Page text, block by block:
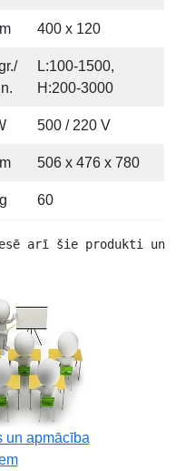
400 x 120
L:100-1500,
H:200-3000
500 / 220 V
506 x 476 x 780
60
arī šie produkti un
un apmācība